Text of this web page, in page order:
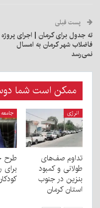
پست قبلی
ته جدول برای کرمان | اجرای پروژه
فاضلاب شهر کرمان به امسال
نمی‌رسد
ممکن است شما
انرژی
تداوم صف‌های
طولانی و کمبود
بنزین در جنوب
استان کرمان
جامعه
طرح
برای